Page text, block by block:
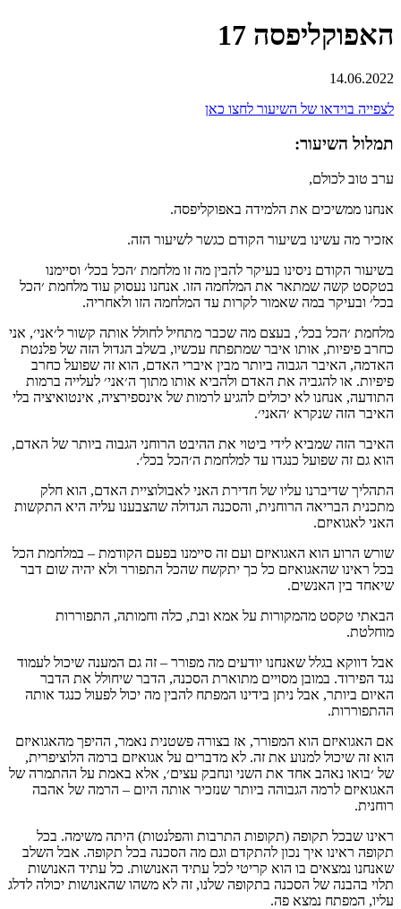
האפוקליפסה 17
14.06.2022
לצפייה בוידאו של השיעור לחצו כאן
תמלול השיעור:
ערב טוב לכולם,
אנחנו ממשיכים את הלמידה באפוקליפסה.
אזכיר מה עשינו בשיעור הקודם כגשר לשיעור הזה.
בשיעור הקודם ניסינו בעיקר להבין מה זו מלחמת ׳הכל בכל׳ וסיימנו
בטקסט קשה שמתאר את המלחמה הזו. אנחנו נעסוק עוד מלחמת ׳הכל
בכל׳ ובעיקר במה שאמור לקרות עד המלחמה הזו ולאחריה.
מלחמת ׳הכל בכל׳, בעצם מה שכבר מתחיל לחולל אותה קשור ל׳אני׳, אני
כחרב פיפיות, אותו איבר שמתפתח עכשיו, בשלב הגדול הזה של פלנטת
האדמה, האיבר הגבוה ביותר מבין איברי האדם, הוא זה שפועל כחרב
פיפיות. או להגביה את האדם ולהביא אותו מתוך ה׳אני׳ לעלייה ברמות
התודעה, אנחנו לא יכולים להגיע לרמות של אינספירציה, אינטואיציה בלי
האיבר הזה שנקרא ׳האני׳.
האיבר הזה שמביא לידי ביטוי את ההיבט הרוחני הגבוה ביותר של האדם,
הוא גם זה שפועל כנגדו עד למלחמת ה׳הכל בכל׳.
התהליך שדיברנו עליו של חדירת האני לאבולוציית האדם, הוא חלק
מתכנית הבריאה הרוחנית, והסכנה הגדולה שהצבענו עליה היא התקשות
האני לאגואיזם.
שורש הרוע הוא האגואיזם ועם זה סיימנו בפעם הקודמת – במלחמת הכל
בכל ראינו שהאגואיזם כל כך יתקשח שהכל התפורר ולא יהיה שום דבר
שיאחד בין האנשים.
הבאתי טקסט מהמקורות על אמא ובת, כלה וחמותה, התפוררות
מוחלטת.
אבל דווקא בגלל שאנחנו יודעים מה מפורר – זה גם המענה שיכול לעמוד
נגד הפירוד. במובן מסויים מתוארת הסכנה, הדבר שיחולל את הדבר
האיום ביותר, אבל ניתן בידינו המפתח להבין מה יכול לפעול כנגד אותה
ההתפוררות.
אם האגואיזם הוא המפורר, אז בצורה פשטנית נאמר, ההיפך מהאגואיזם
הוא זה שיכול למנוע את זה. לא מדברים על אגואיזם ברמה הלוציפרית,
של ׳בואו נאהב אחד את השני ונחבק עצים׳, אלא באמת על ההתמרה של
האגואיזם לרמה הגבוהה ביותר שנזכיר אותה היום – הרמה של אהבה
רוחנית.
ראינו שבכל תקופה (תקופות התרבות והפלנטות) היתה משימה. בכל
תקופה ראינו איך נכון להתקדם וגם מה הסכנה בכל תקופה. אבל השלב
שאנחנו נמצאים בו הוא קריטי לכל עתיד האנושות. כל עתיד האנושות
תלוי בהבנה של הסכנה בתקופה שלנו, זה לא משהו שהאנושות יכולה לדלג
עליו, המפתח נמצא פה.